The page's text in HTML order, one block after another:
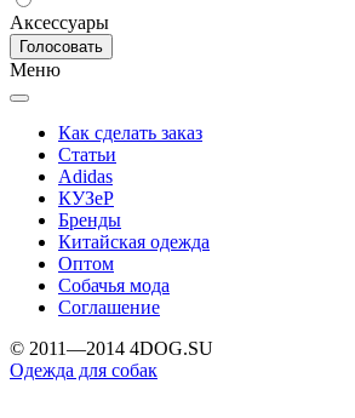
Аксессуары
Меню
Как сделать заказ
Статьи
Adidas
КУЗеР
Бренды
Китайская одежда
Оптом
Собачья мода
Соглашение
© 2011—2014 4DOG.SU
Одежда для собак